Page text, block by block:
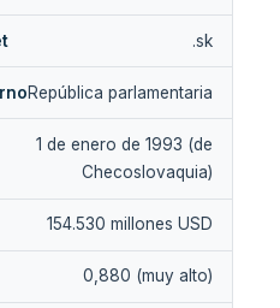
.sk
República parlamentaria
1 de enero de 1993 (de
Checoslovaquia)
154.530 millones USD
0,880 (muy alto)